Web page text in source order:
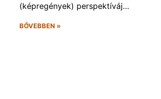
(képregények) perspektíváj…
BŐVEBBEN »